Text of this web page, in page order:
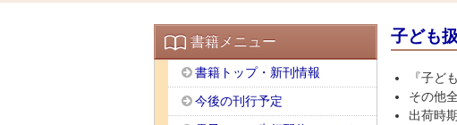
子ども
『子ど
その他
出荷時
書籍メニュー
書籍トップ・新刊情報
今後の刊行予定